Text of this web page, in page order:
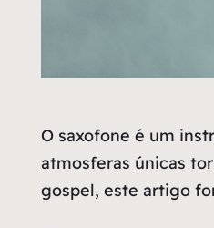
O saxofone é um
atmosferas únicas
gospel, este artigo